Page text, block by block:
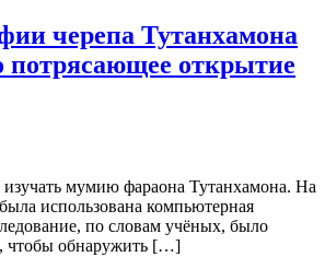
черепа Тутанхамона
потрясающее открытие
мумию фараона Тутанхамона. На
использована компьютерная
по словам учёных, было
чтобы обнаружить […]